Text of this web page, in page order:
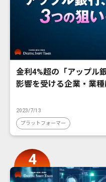
金利4%超の「アップル
影響を受ける企業・業種
2023/7/13
プラットフォーマー